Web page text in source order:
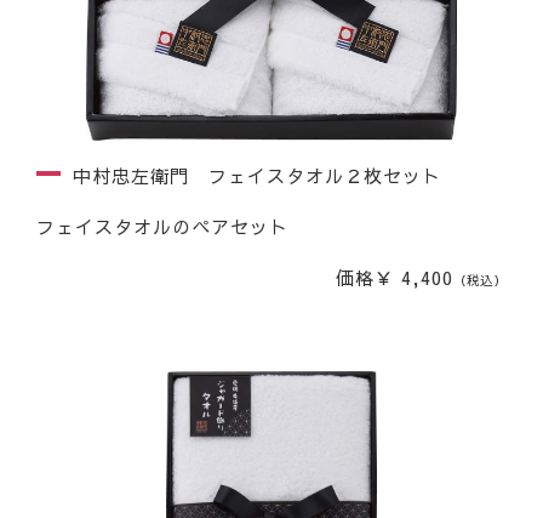
中村忠左衛門 フェイスタオル２枚セット
フェイスタオルのペアセット
価格￥ 4,400 （税込）